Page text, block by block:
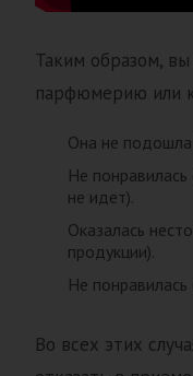
Таким образом,
парфюмерию или
Она не подошла
Не понравилась
не идет).
Оказалась
продукции).
Не
Во всех этих